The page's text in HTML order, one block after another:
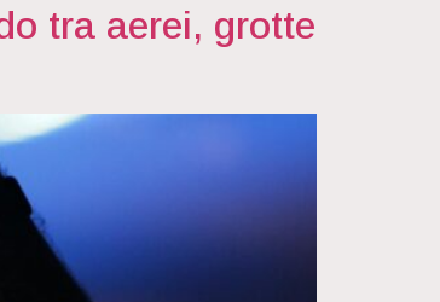
tra aerei, grotte